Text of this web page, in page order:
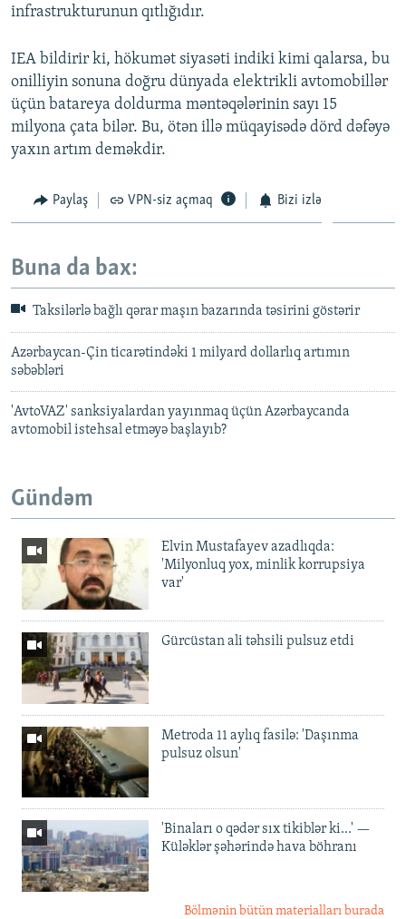
infrastrukturunun qıtlığıdır.
IEA bildirir ki, hökumət siyasəti indiki kimi qalarsa, bu
onilliyin sonuna doğru dünyada elektrikli avtomobillər
üçün batareya doldurma məntəqələrinin sayı 15
milyona çata bilər. Bu, ötən illə müqayisədə dörd dəfəyə
yaxın artım deməkdir.
Paylaş VPN-siz açmaq Bizi izlə
Buna da bax:
Taksilərlə bağlı qərar maşın bazarında təsirini göstərir
Azərbaycan-Çin ticarətindəki 1 milyard dollarlıq artımın
səbəbləri
'AvtoVAZ' sanksiyalardan yayınmaq üçün Azərbaycanda
avtomobil istehsal etməyə başlayıb?
Gündəm
Elvin Mustafayev azadlıqda:
'Milyonluq yox, minlik korrupsiya
var'
Gürcüstan ali təhsili pulsuz etdi
Metroda 11 aylıq fasilə: 'Daşınma
pulsuz olsun'
'Binaları o qədər sıx tikiblər ki...' —
Küləklər şəhərində hava böhranı
Bölmənin bütün materialları burada